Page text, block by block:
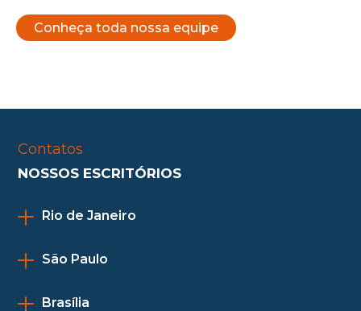
Conheça toda nossa equipe
Contatos
NOSSOS ESCRITÓRIOS
Rio de Janeiro
São Paulo
Brasília